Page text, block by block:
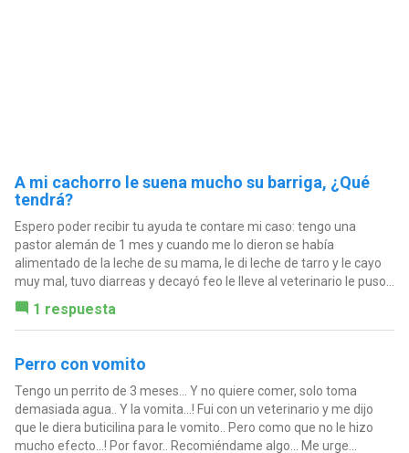
A mi cachorro le suena mucho su barriga, ¿Qué
tendrá?
Espero poder recibir tu ayuda te contare mi caso: tengo una
pastor alemán de 1 mes y cuando me lo dieron se había
alimentado de la leche de su mama, le di leche de tarro y le cayo
muy mal, tuvo diarreas y decayó feo le lleve al veterinario le puso...
1 respuesta
Perro con vomito
Tengo un perrito de 3 meses... Y no quiere comer, solo toma
demasiada agua.. Y la vomita...! Fui con un veterinario y me dijo
que le diera buticilina para le vomito.. Pero como que no le hizo
mucho efecto...! Por favor.. Recomiéndame algo... Me urge...